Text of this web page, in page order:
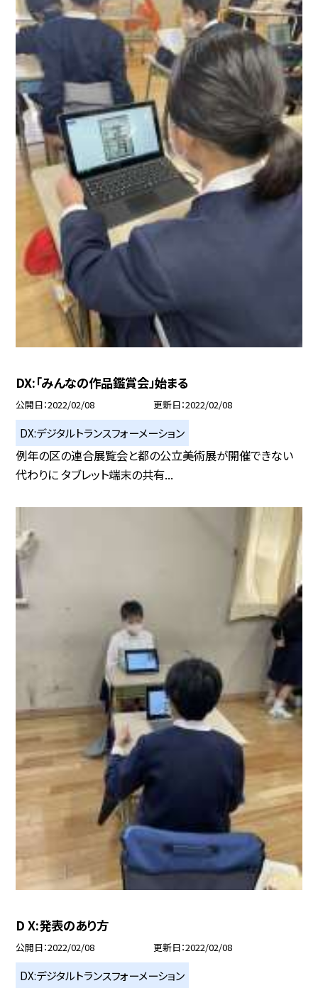
DX:「みんなの作品鑑賞会」始まる
公開日 2022/02/08 更新日 2022/02/08
DX:デジタルトランスフォーメーション
例年の区の連合展覧会と都の公立美術展が開催できない
代わりに タブレット端末の共有...
D X:発表のあり方
公開日 2022/02/08 更新日 2022/02/08
DX:デジタルトランスフォーメーション